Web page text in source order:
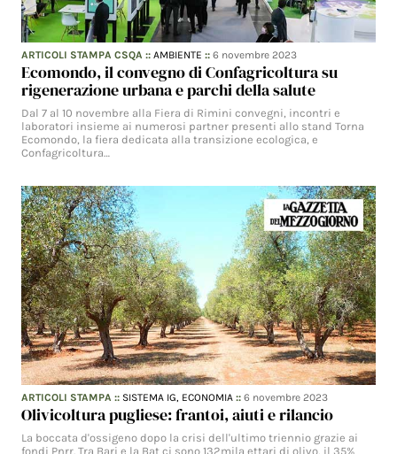
ARTICOLI STAMPA CSQA ::AMBIENTE ::6 novembre 2023
Ecomondo, il convegno di Confagricoltura su
rigenerazione urbana e parchi della salute
Dal 7 al 10 novembre alla Fiera di Rimini convegni, incontri e
laboratori insieme ai numerosi partner presenti allo stand Torna
Ecomondo, la fiera dedicata alla transizione ecologica, e
Confagricoltura…
ARTICOLI STAMPA :: SISTEMA IG, ECONOMIA ::6 novembre 2023
Olivicoltura pugliese: frantoi, aiuti e rilancio
La boccata d'ossigeno dopo la crisi dell'ultimo triennio grazie ai
fondi Pnrr. Tra Bari e la Bat ci sono 132mila ettari di olivo, il 35%